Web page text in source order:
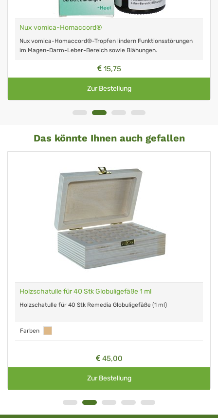
Nux vomica-Homaccord®
Nux vomica-Homaccord®-Tropfen lindern Funktionsstörungen
im Magen-Darm-Leber-Bereich sowie Blähungen.
15,75
Zur Bestellung
Das könnte Ihnen auch gefallen
Holzschatulle für 40 Stk Globuligefäße 1 ml
Holzschatulle für 40 Stk Remedia Globuligefäße (1 ml)
Farben
45,00
Zur Bestellung